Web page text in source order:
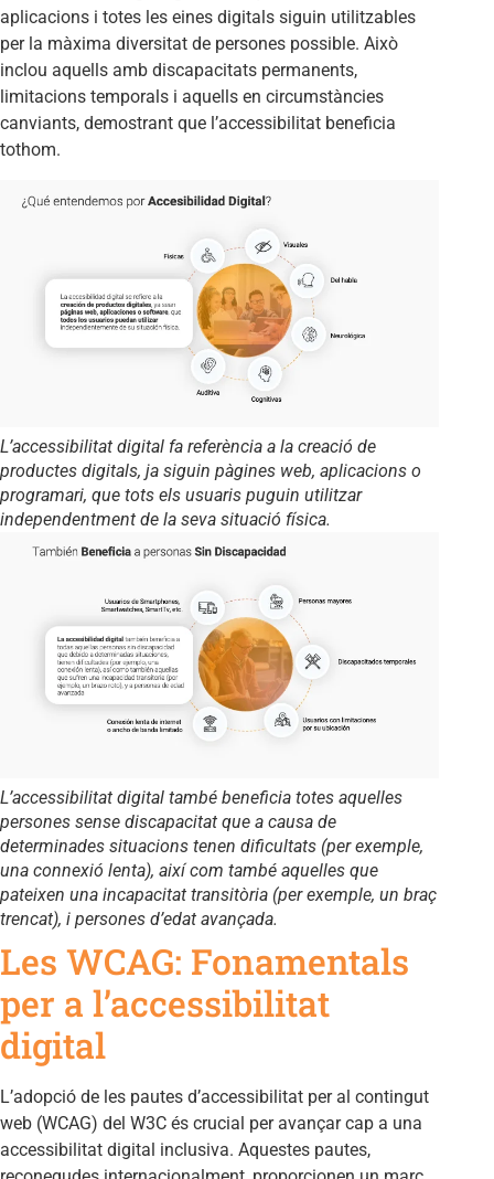
aplicacions i totes les eines digitals siguin utilitzables
per la màxima diversitat de persones possible. Això
inclou aquells amb discapacitats permanents,
limitacions temporals i aquells en circumstàncies
canviants, demostrant que l’accessibilitat beneficia
tothom.
L’accessibilitat digital fa referència a la creació de
productes digitals, ja siguin pàgines web, aplicacions o
programari, que tots els usuaris puguin utilitzar
independentment de la seva situació física.
L’accessibilitat digital també beneficia totes aquelles
persones sense discapacitat que a causa de
determinades situacions tenen dificultats (per exemple,
una connexió lenta), així com també aquelles que
pateixen una incapacitat transitòria (per exemple, un braç
trencat), i persones d’edat avançada.
Les WCAG: Fonamentals
per a l’accessibilitat
digital
L’adopció de les pautes d’accessibilitat per al contingut
web (WCAG) del W3C és crucial per avançar cap a una
accessibilitat digital inclusiva. Aquestes pautes,